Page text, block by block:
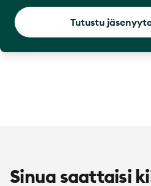
Tutustu
Sinua saattaisi